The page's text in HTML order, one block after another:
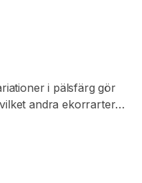
i pälsfärg gör
andra ekorrarter